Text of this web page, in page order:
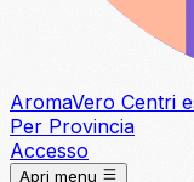
AromaVero Centri
Per Provincia
Accesso
Apri menu